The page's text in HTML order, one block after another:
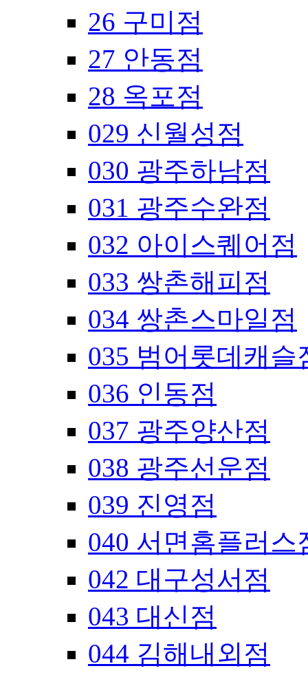
26 구미점
27 안동점
28 옥포점
029 신월성점
030 광주하남점
031 광주수완점
032 아이스퀘어점
033 쌍촌해피점
034 쌍촌스마일점
035 범어롯데캐슬
036 인동점
037 광주양산점
038 광주선운점
039 진영점
040 서면홈플러스
042 대구성서점
043 대신점
044 김해내외점